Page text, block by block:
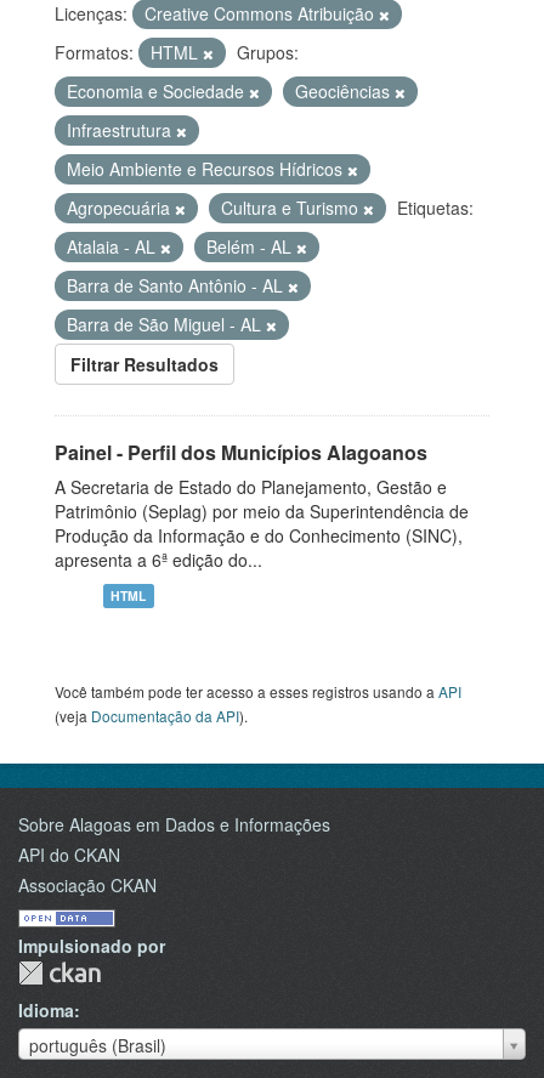
Licenças:
Creative Commons Atribuição
Formatos:
HTML
Grupos:
Economia e Sociedade
Geociências
Infraestrutura
Meio Ambiente e Recursos Hídricos
Agropecuária
Cultura e Turismo
Etiquetas:
Atalaia - AL
Belém - AL
Barra de Santo Antônio - AL
Barra de São Miguel - AL
Filtrar Resultados
Painel - Perfil dos Municípios Alagoanos
A Secretaria de Estado do Planejamento, Gestão e
Patrimônio (Seplag) por meio da Superintendência de
Produção da Informação e do Conhecimento (SINC),
apresenta a 6ª edição do...
HTML
Você também pode ter acesso a esses registros usando a API
(veja Documentação da API).
Sobre Alagoas em Dados e Informações
API do CKAN
Associação CKAN
Impulsionado por
Idioma
português (Brasil)
Idioma